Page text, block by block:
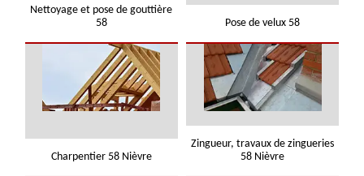
Nettoyage et pose de gouttière
58
Pose de velux 58
Charpentier 58 Nièvre
Zingueur, travaux de zingueries
58 Nièvre